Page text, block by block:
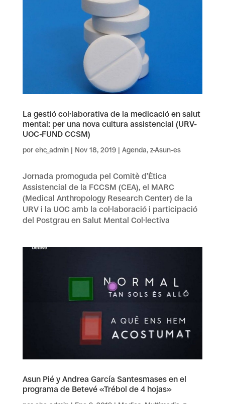
La gestió col·laborativa de la medicació en salut
mental: per una nova cultura assistencial (URV-
UOC-FUND CCSM)
por ehc_admin| Nov 18, 2019| Agenda, z-Asun-es
Jornada promoguda pel Comitè d’Ètica
Assistencial de la FCCSM (CEA), el MARC
(Medical Anthropology Research Center) de la
URV i la UOC amb la col·laboració i participació
del Postgrau en Salut Mental Col·lectiva
Asun Pié y Andrea García Santesmases en el
programa de Betevé «Trébol de 4 hojas»